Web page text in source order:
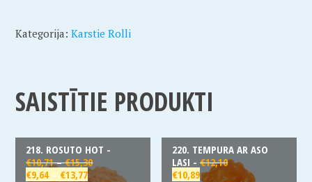
Kategorija:Karstie Rolli
SAISTĪTIE PRODUKTI
218. ROSUTO HOT -
€10,71 – €15,30
€9,64 – €13,77
220. TEMPURA AR ASO
LASI -€12,10
€10,89